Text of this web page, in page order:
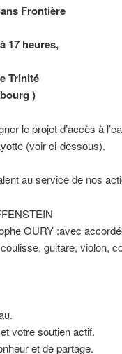
Frontière
17 heures,
Trinité
)
le projet d’accès à
(voir ci-dessous).
au service de nos
OURY :avec
guitare, violon,
votre soutien actif.
et de partage.